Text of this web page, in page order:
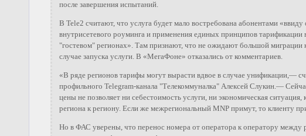
после завершения испытаний.
В Tele2 считают, что услуга будет мало востребована абонентами
внутрисетевого роуминга и применения единых принципов
"гостевом" регионах». Там признают, что не ожидают большой миграции
случае запуска услуги. В «МегаФоне» отказались от комментариев.
«В ряде регионов тарифы могут вырасти вдвое в случае унификации,—
профильного Telegram-канала "Телекоммуналка" Алексей Слукин.—
цены не позволяет ни себестоимость услуги, ни экономическая ситуация,
региона к региону. Если же межрегиональный MNP примут, то клиенту
Но в ФАС уверены, что перенос номера от оператора к оператору между